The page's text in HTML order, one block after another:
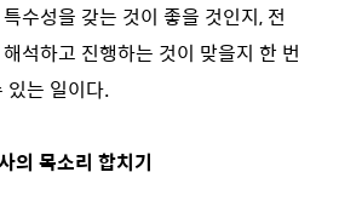
수성을 갖는 것이 좋을 것인지, 전
석하고 진행하는 것이 맞을지 한 번
있는 일이다.
의 목소리 합치기